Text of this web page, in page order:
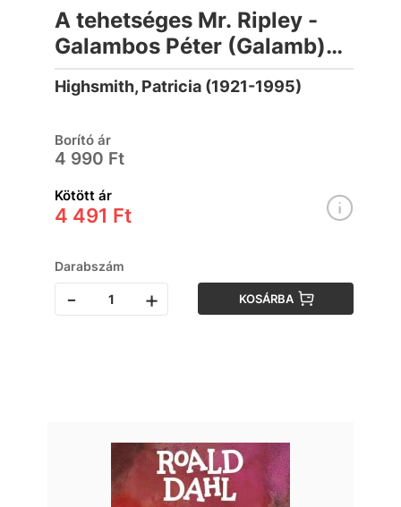
A tehetséges Mr. Ripley -
Galambos Péter (Galamb)
előadásában
(hangoskönyv)
Highsmith, Patricia (1921-1995)
Borító ár
4 990 Ft
Kötött ár
4 491 Ft
Darabszám
- + KOSÁRBA